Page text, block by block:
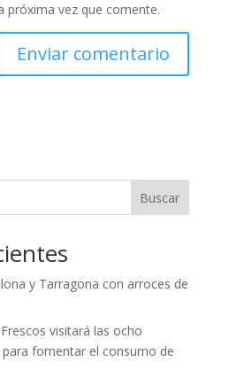
próxima vez que comente.
Buscar
y Tarragona con arroces de
visitará las ocho
para fomentar el consumo de